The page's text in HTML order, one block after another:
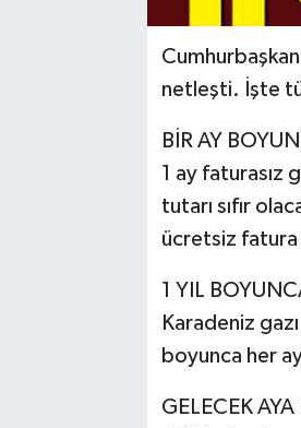
netleşti. İşte
BİR AY
1 ay faturasız
tutarı sıfır
ücretsiz fatura
1 YIL
Karadeniz
boyunca her
GELECEK